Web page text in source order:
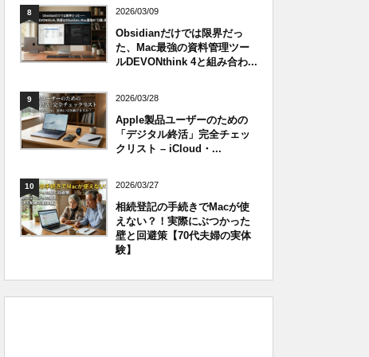
8 2026/03/09
Obsidianだけでは限界だっ
た、Mac最強の資料管理ツー
ルDEVONthink 4と組み合わ...
9 2026/03/28
Apple製品ユーザーのための
「デジタル終活」完全チェッ
クリスト – iCloud・...
10 2026/03/27
相続登記の手続きでMacが使
えない？！実際にぶつかった
壁と回避策【70代夫婦の実体
験】